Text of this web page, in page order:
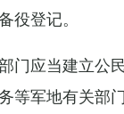
役登记。
门应当建立公
等军地有关部